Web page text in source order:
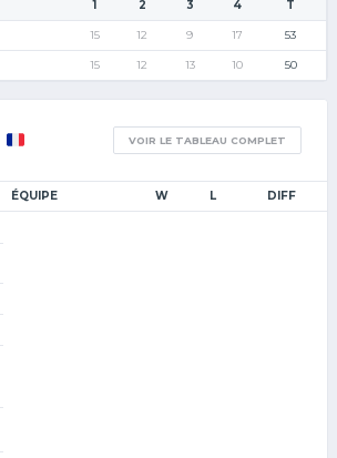
1 2 3 4 T
15 12 9 17 53
15 12 13 10 50
VOIR LE TABLEAU COMPLET
ÉQUIPE W L DIFF